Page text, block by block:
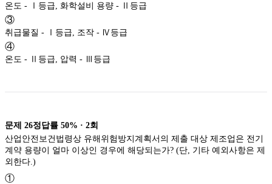
온도 - Ⅰ등급, 화학설비 용량 - Ⅱ등급
③
취급물질 - Ⅰ등급, 조작 - Ⅳ등급
④
온도 - Ⅱ등급, 압력 - Ⅲ등급
문제 26정답률 50% · 2회
산업안전보건법령상 유해위험방지계획서의 제출 대상 제조업은 전기
계약 용량이 얼마 이상인 경우에 해당되는가? (단, 기타 예외사항은 제
외한다.)
①